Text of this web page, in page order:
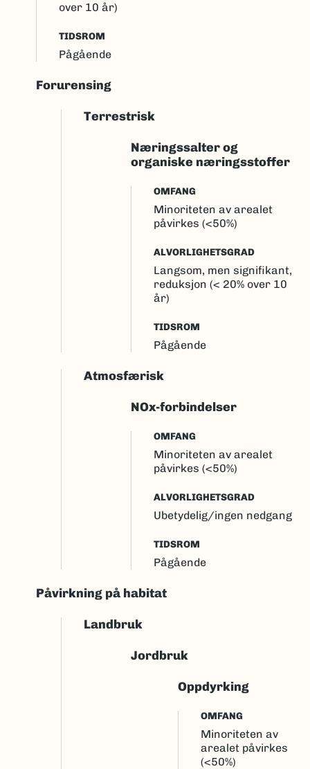
over 10 år)
TIDSROM
Pågående
Forurensing
Terrestrisk
Næringssalter og
organiske næringsstoffer
OMFANG
Minoriteten av arealet
påvirkes (<50%)
ALVORLIGHETSGRAD
Langsom, men signifikant,
reduksjon (< 20% over 10
år)
TIDSROM
Pågående
Atmosfærisk
NOx-forbindelser
OMFANG
Minoriteten av arealet
påvirkes (<50%)
ALVORLIGHETSGRAD
Ubetydelig/ingen nedgang
TIDSROM
Pågående
Påvirkning på habitat
Landbruk
Jordbruk
Oppdyrking
OMFANG
Minoriteten av
arealet påvirkes
(<50%)